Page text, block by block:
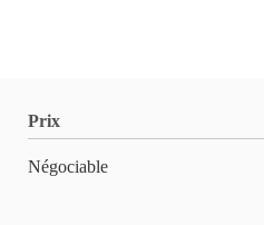
Prix
Négociable